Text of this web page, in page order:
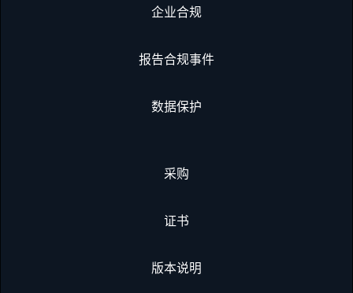
企业合规
报告合规事件
数据保护
采购
证书
版本说明